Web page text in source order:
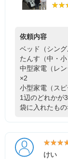
依頼内容
ベッド（シング
たんす（中・小
中型家電（レ
×2
小型家電（ス
1辺のどれかが
袋に入れたも
けい